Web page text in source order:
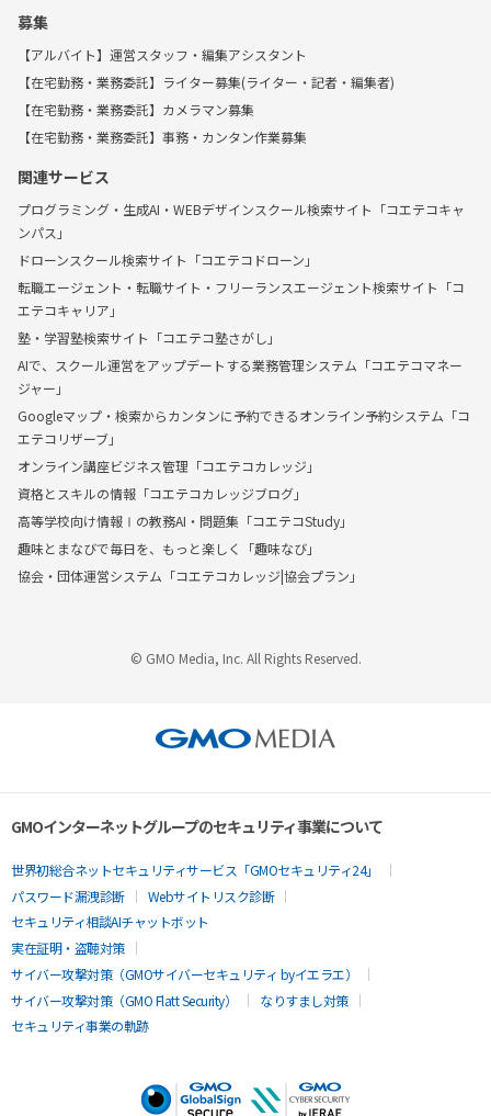
募集
【アルバイト】運営スタッフ・編集アシスタント
【在宅勤務・業務委託】ライター募集(ライター・記者・編集者)
【在宅勤務・業務委託】カメラマン募集
【在宅勤務・業務委託】事務・カンタン作業募集
関連サービス
プログラミング・生成AI・WEBデザインスクール検索サイト「コエテコキャ
ンパス」
ドローンスクール検索サイト「コエテコドローン」
転職エージェント・転職サイト・フリーランスエージェント検索サイト「コ
エテコキャリア」
塾・学習塾検索サイト「コエテコ塾さがし」
AIで、スクール運営をアップデートする業務管理システム「コエテコマネー
ジャー」
Googleマップ・検索からカンタンに予約できるオンライン予約システム「コ
エテコリザーブ」
オンライン講座ビジネス管理「コエテコカレッジ」
資格とスキルの情報「コエテコカレッジブログ」
高等学校向け情報Ⅰの教務AI・問題集「コエテコStudy」
趣味とまなびで毎日を、もっと楽しく「趣味なび」
協会・団体運営システム「コエテコカレッジ|協会プラン」
© GMO Media, Inc. All Rights Reserved.
GMOインターネットグループのセキュリティ事業について
世界初総合ネットセキュリティサービス「GMOセキュリティ24」
パスワード漏洩診断
Webサイトリスク診断
セキュリティ相談AIチャットボット
実在証明・盗聴対策
サイバー攻撃対策（GMOサイバーセキュリティ byイエラエ）
サイバー攻撃対策（GMO Flatt Security）
なりすまし対策
セキュリティ事業の軌跡